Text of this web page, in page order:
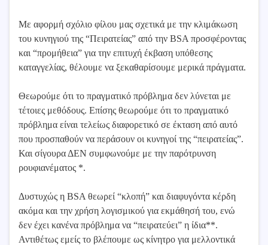
Με αφορμή σχόλιο φίλου μας σχετικά με την κλιμάκωση
του κυνηγιού της “Πειρατείας” από την BSA προσφέροντας
και “προμήθεια” για την επιτυχή έκβαση υπόθεσης
καταγγελίας, θέλουμε να ξεκαθαρίσουμε μερικά πράγματα.
Θεωρούμε ότι το πραγματικό πρόβλημα δεν λύνεται με
τέτοιες μεθόδους. Επίσης θεωρούμε ότι το πραγματικό
πρόβλημα είναι τελείως διαφορετικό σε έκταση από αυτό
που προσπαθούν να περάσουν οι κυνηγοί της “πειρατείας”.
Και σίγουρα ΔΕΝ συμφωνούμε με την παρότρυνση
ρουφιανέματος *.
Δυστυχώς η BSA θεωρεί “κλοπή” και διαφυγόντα κέρδη
ακόμα και την χρήση λογισμικού για εκμάθησή του, ενώ
δεν έχει κανένα πρόβλημα να “πειρατεύει” η ίδια**.
Αντιθέτως εμείς το βλέπουμε ως κίνητρο για μελλοντικά